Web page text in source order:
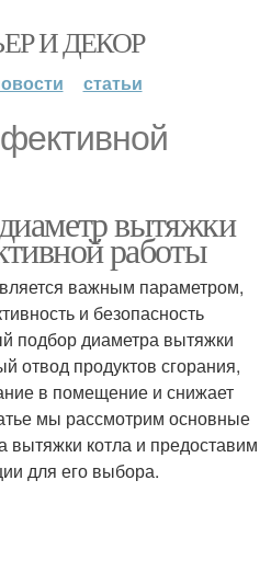
И ДЕКОР
статьи
вытяжки
работы
важным параметром,
и безопасность
подбор диаметра вытяжки
отвод продуктов сгорания,
в помещение и снижает
мы рассмотрим основные
вытяжки котла и предоставим
для его выбора.